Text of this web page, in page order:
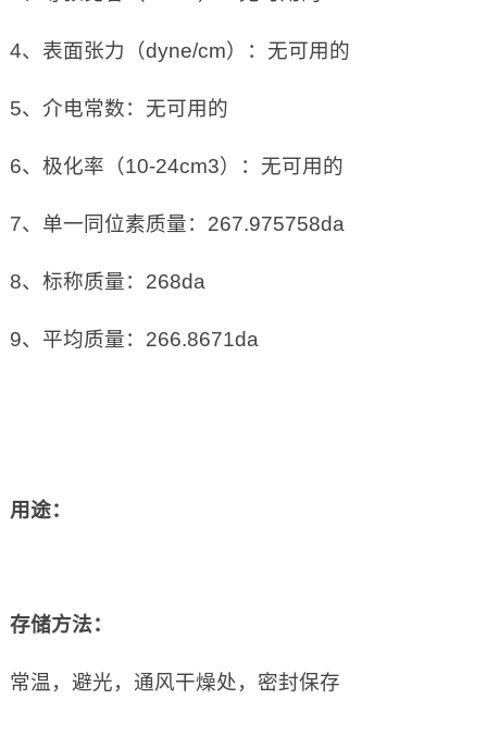
4、表面张力（dyne/cm）：无可用的
5、介电常数：无可用的
6、极化率（10-24cm3）：无可用的
7、单一同位素质量：267.975758da
8、标称质量：268da
9、平均质量：266.8671da
用途：
存储方法：
常温，避光，通风干燥处，密封保存